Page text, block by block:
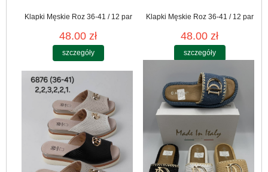
Klapki Męskie Roz 36-41 / 12 par
48.00 zł
szczegóły
Klapki Męskie Roz 36-41 / 12 par
48.00 zł
szczegóły